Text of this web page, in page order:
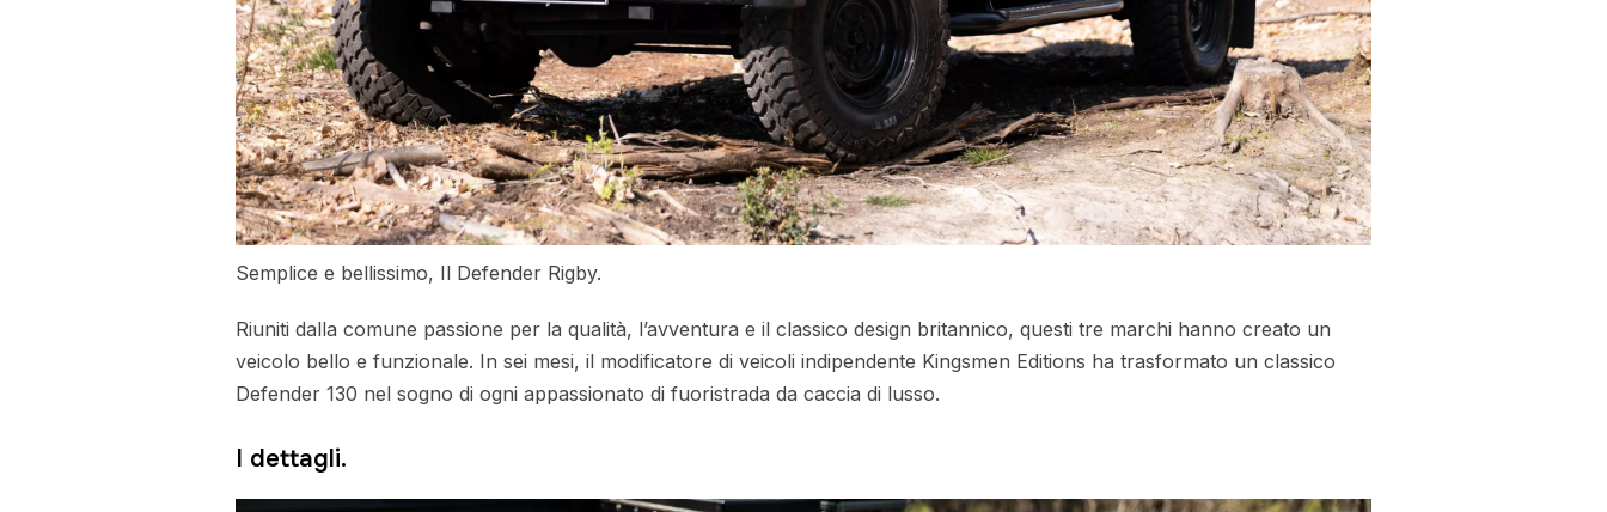
Semplice e bellissimo, Il Defender Rigby.
Riuniti dalla comune passione per la qualità, l’avventura e il classico design britannico, questi tre marchi hanno creato un
veicolo bello e funzionale. In sei mesi, il modificatore di veicoli indipendente Kingsmen Editions ha trasformato un classico
Defender 130 nel sogno di ogni appassionato di fuoristrada da caccia di lusso.
I dettagli.